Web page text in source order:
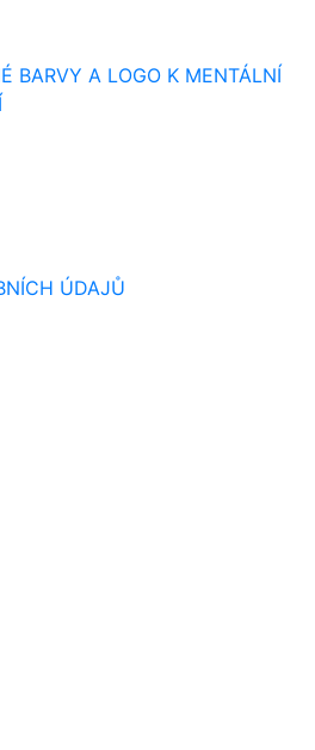
BARVY A LOGO K MENTÁLNÍ
ÚDAJŮ